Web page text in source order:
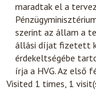
maradtak el a
szerint az állam a
állási díjat fizetett
érdekeltségébe
írja a HVG. Az első
Visited 1 times, 1